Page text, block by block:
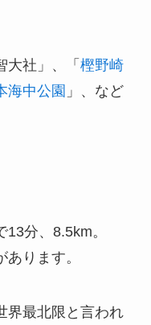
大社」、「 樫野崎
海中公園 」、など
13分、8.5km。
ります。
界最北限と言われ